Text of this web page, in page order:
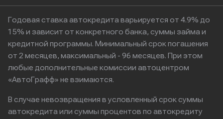
Годовая ставка автокредита варьируется от 4.9% до
15% и зависит от конкретного банка, суммы займа и
кредитной программы. Минимальный срок погашения
от 2 месяцев, максимальный - 96 месяцев. При этом
любые дополнительные комиссии автоцентром
«АвтоГрафф» не взимаются.
В случае невозвращения в условленный срок суммы
автокредита или суммы процентов по автокредиту